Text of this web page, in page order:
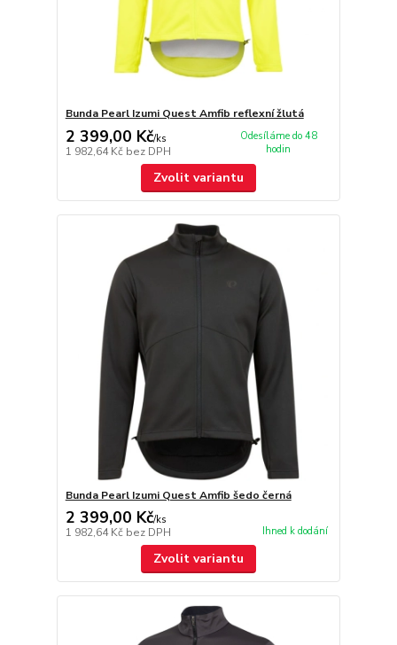
Bunda Pearl Izumi Quest Amfib reflexní žlutá
2 399,00 Kč/ks
1 982,64 Kč bez DPH
Odesíláme do 48
hodin
Zvolit variantu
Bunda Pearl Izumi Quest Amfib šedo černá
2 399,00 Kč/ks
1 982,64 Kč bez DPH Ihned k dodání
Zvolit variantu